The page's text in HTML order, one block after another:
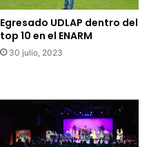
Egresado UDLAP dentro del
top 10 en el ENARM
30 julio, 2023